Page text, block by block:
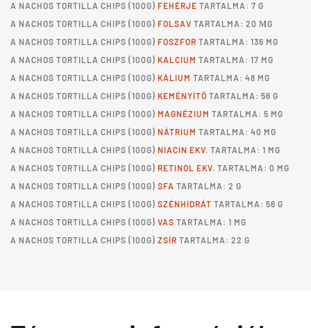
A NACHOS TORTILLA CHIPS (100G) FEHÉRJE TARTALMA: 7 G
A NACHOS TORTILLA CHIPS (100G) FOLSAV TARTALMA: 20 ΜG
A NACHOS TORTILLA CHIPS (100G) FOSZFOR TARTALMA: 136 MG
A NACHOS TORTILLA CHIPS (100G) KALCIUM TARTALMA: 17 MG
A NACHOS TORTILLA CHIPS (100G) KÁLIUM TARTALMA: 48 MG
A NACHOS TORTILLA CHIPS (100G) KEMÉNYÍTŐ TARTALMA: 56 G
A NACHOS TORTILLA CHIPS (100G) MAGNÉZIUM TARTALMA: 5 MG
A NACHOS TORTILLA CHIPS (100G) NÁTRIUM TARTALMA: 40 MG
A NACHOS TORTILLA CHIPS (100G) NIACIN EKV. TARTALMA: 1 MG
A NACHOS TORTILLA CHIPS (100G) RETINOL EKV. TARTALMA: 0 MG
A NACHOS TORTILLA CHIPS (100G) SFA TARTALMA: 2 G
A NACHOS TORTILLA CHIPS (100G) SZÉNHIDRÁT TARTALMA: 56 G
A NACHOS TORTILLA CHIPS (100G) VAS TARTALMA: 1 MG
A NACHOS TORTILLA CHIPS (100G) ZSÍR TARTALMA: 22 G